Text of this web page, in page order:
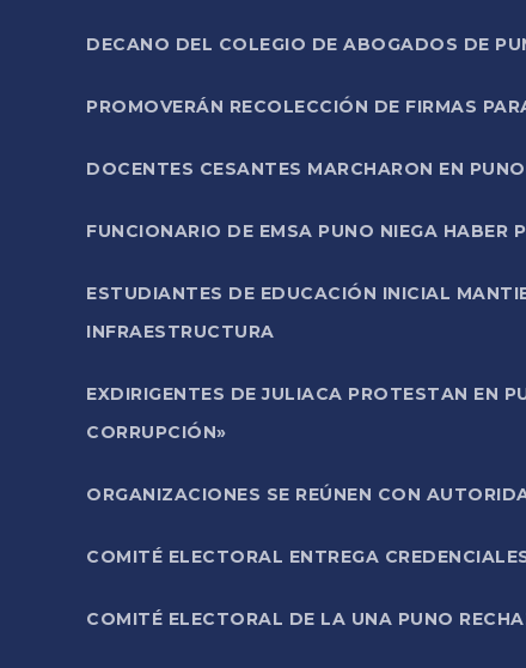
DECANO DEL COLEGIO DE ABOGADOS DE
PROMOVERÁN RECOLECCIÓN DE FIRMAS
DOCENTES CESANTES MARCHARON EN
FUNCIONARIO DE EMSA PUNO NIEGA
ESTUDIANTES DE EDUCACIÓN INICIAL
INFRAESTRUCTURA
EXDIRIGENTES DE JULIACA PROTESTAN EN
CORRUPCIÓN»
ORGANIZACIONES SE REÚNEN CON
COMITÉ ELECTORAL ENTREGA
COMITÉ ELECTORAL DE LA UNA PUNO